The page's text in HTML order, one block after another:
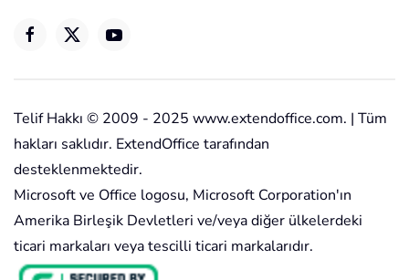
Telif Hakkı © 2009 - 2025 www.extendoffice.com. | Tüm
hakları saklıdır. ExtendOffice tarafından
desteklenmektedir.
Microsoft ve Office logosu, Microsoft Corporation'ın
Amerika Birleşik Devletleri ve/veya diğer ülkelerdeki
ticari markaları veya tescilli ticari markalarıdır.